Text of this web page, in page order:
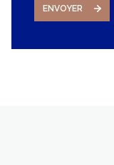
ENVOYER